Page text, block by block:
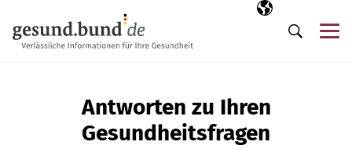
Ausgewählte
DE
Suche
Antworten zu Ihren
Gesundheitsfragen